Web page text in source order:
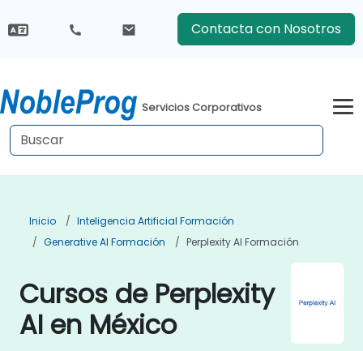
Contacta con Nosotros
Servicios Corporativos
Inicio
Inteligencia Artificial Formación
Generative AI Formación
Perplexity AI Formación
Cursos de Perplexity
AI en México